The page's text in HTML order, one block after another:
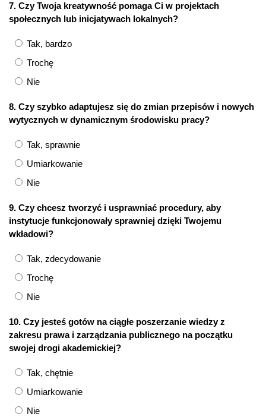
7. Czy Twoja kreatywność pomaga Ci w projektach
społecznych lub inicjatywach lokalnych?
Tak, bardzo
Trochę
Nie
8. Czy szybko adaptujesz się do zmian przepisów i nowych
wytycznych w dynamicznym środowisku pracy?
Tak, sprawnie
Umiarkowanie
Nie
9. Czy chcesz tworzyć i usprawniać procedury, aby
instytucje funkcjonowały sprawniej dzięki Twojemu
wkładowi?
Tak, zdecydowanie
Trochę
Nie
10. Czy jesteś gotów na ciągłe poszerzanie wiedzy z
zakresu prawa i zarządzania publicznego na początku
swojej drogi akademickiej?
Tak, chętnie
Umiarkowanie
Nie